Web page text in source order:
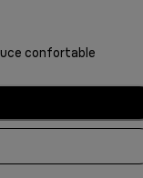
confortable